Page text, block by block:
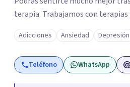
terapia. Trabajamos con terapias
terapia te resultará de utilidad y
tus objetivos. Entre nuestras
terapia de pareja y sexual, así
problemas emocionales,
Adicciones Ansiedad Depresión
Teléfono WhatsApp